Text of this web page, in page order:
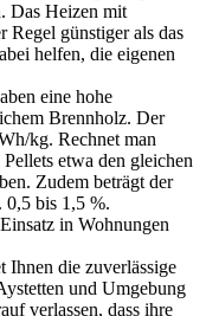
Das Heizen mit
Regel günstiger als das
helfen, die eigenen
eine hohe
Brennholz. Der
kg. Rechnet man
etwa den gleichen
Zudem beträgt der
0,5 bis 1,5 %.
in Wohnungen
Ihnen die zuverlässige
und Umgebung
verlassen, dass ihre